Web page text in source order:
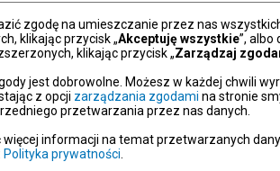
zgodę na umieszczanie przez nas
klikając przycisk „Akceptuję wszystkie”, albo
klikając przycisk „Zarządzaj
jest dobrowolne. Możesz w każdej chwili
z opcji zarządzania zgodami na stronie
przetwarzania przez nas danych.
więcej informacji na temat przetwarzanych
Polityka prywatności
więcej